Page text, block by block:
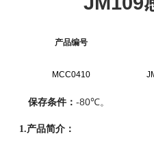
产品编号
MCC0410
保存条件： -80℃。
1.产品简介：